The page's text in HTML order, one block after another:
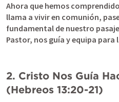
Ahora que hemos
llama a vivir en comunión,
fundamental de nuestro
Pastor, nos guía y equipa para
2. Cristo Nos Guía
(Hebreos 13:20-21)